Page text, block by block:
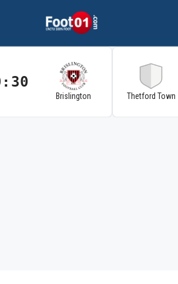
Brislington Thetford Town